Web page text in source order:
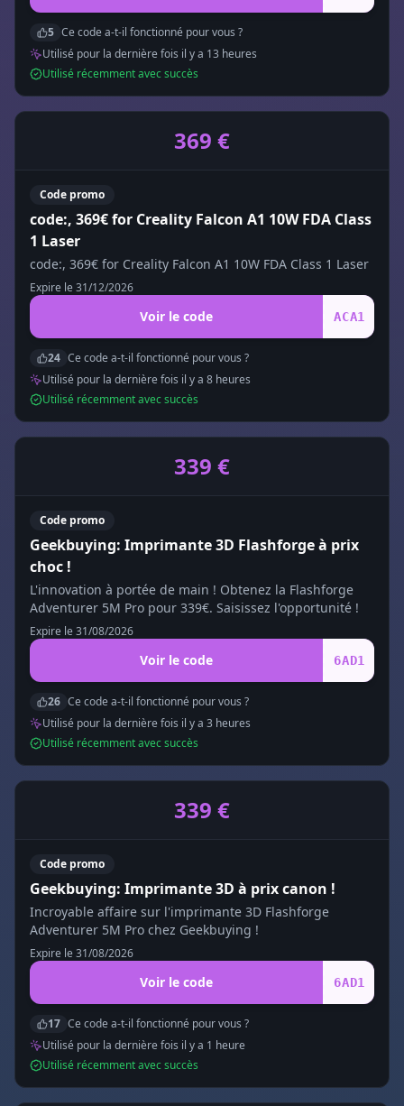
5 Ce code a-t-il fonctionné pour vous ?
Utilisé pour la dernière fois il y a 13 heures
Utilisé récemment avec succès
369 €
Code promo
code:, 369€ for Creality Falcon A1 10W FDA Class
1 Laser
code:, 369€ for Creality Falcon A1 10W FDA Class 1 Laser
Expire le 31/12/2026
Voir le code ACA1
24 Ce code a-t-il fonctionné pour vous ?
Utilisé pour la dernière fois il y a 8 heures
Utilisé récemment avec succès
339 €
Code promo
Geekbuying: Imprimante 3D Flashforge à prix
choc !
L'innovation à portée de main ! Obtenez la Flashforge
Adventurer 5M Pro pour 339€. Saisissez l'opportunité !
Expire le 31/08/2026
Voir le code 6AD1
26 Ce code a-t-il fonctionné pour vous ?
Utilisé pour la dernière fois il y a 3 heures
Utilisé récemment avec succès
339 €
Code promo
Geekbuying: Imprimante 3D à prix canon !
Incroyable affaire sur l'imprimante 3D Flashforge
Adventurer 5M Pro chez Geekbuying !
Expire le 31/08/2026
Voir le code 6AD1
17 Ce code a-t-il fonctionné pour vous ?
Utilisé pour la dernière fois il y a 1 heure
Utilisé récemment avec succès